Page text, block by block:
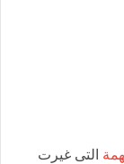
التى غيرت